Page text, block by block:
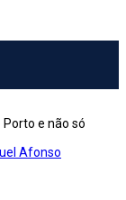
e não só
Afonso